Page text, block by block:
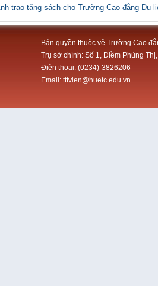
trao tặng sách cho Trường Cao đẳng Du
Bản quyền thuộc về Trường Cao
Trụ sở chính: Số 1, Điềm Phùng
Điện thoại: (0234)-3826206
Email: tttvien@huetc.edu.vn